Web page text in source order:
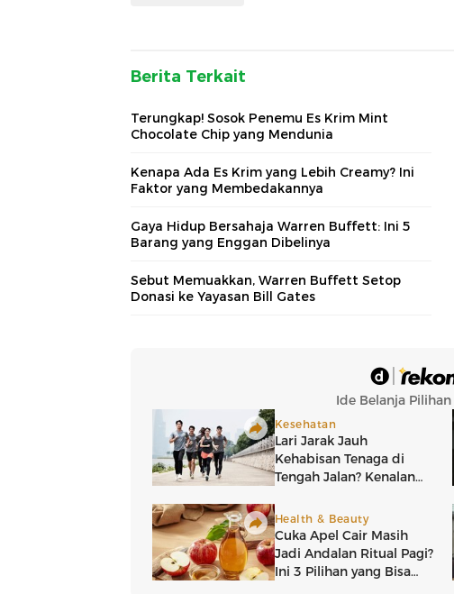
Berita Terkait
Terungkap! Sosok Penemu Es Krim Mint
Chocolate Chip yang Mendunia
Kenapa Ada Es Krim yang Lebih Creamy? Ini
Faktor yang Membedakannya
Gaya Hidup Bersahaja Warren Buffett: Ini 5
Barang yang Enggan Dibelinya
Sebut Memuakkan, Warren Buffett Setop
Donasi ke Yayasan Bill Gates